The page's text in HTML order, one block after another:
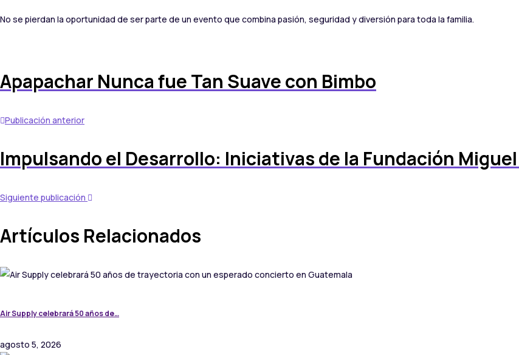
No se pierdan la oportunidad de ser parte de un evento que combina pasión, seguridad y diversión para toda la familia.
Apapachar Nunca fue Tan Suave con Bimbo
Publicación anterior
Impulsando el Desarrollo: Iniciativas de la Fundación
Siguiente publicación
Artículos Relacionados
Air Supply celebrará 50 años de…
agosto 5, 2026